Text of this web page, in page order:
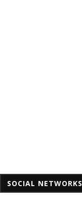
SOCIAL NETWORKS